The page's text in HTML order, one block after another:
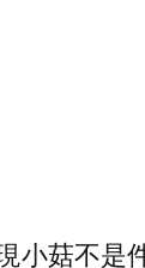
小菇不是